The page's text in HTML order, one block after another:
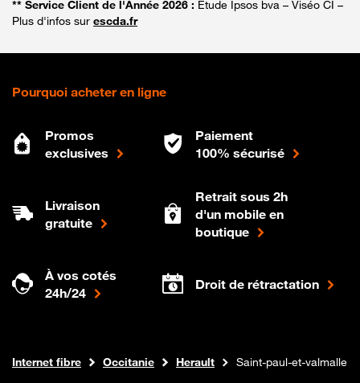
** Service Client de l'Année 2026 : Étude Ipsos bva – Viséo CI –
Plus d'infos sur escda.fr
Pourquoi acheter en ligne
Promos
exclusives
Paiement
100% sécurisé
Livraison
gratuite
Retrait sous 2h
d'un mobile en
boutique
À vos cotés
24h/24
Droit de rétractation
Boutique Orange
Internet fibre Occitanie Herault Saint-paul-et-valmalle